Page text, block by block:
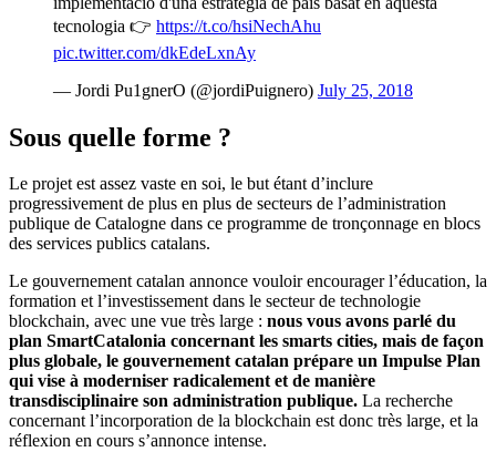
tecnologia 👉 https://t.co/hsiNechAhu
pic.twitter.com/dkEdeLxnAy
— Jordi Pu1gnerO (@jordiPuignero) July 25, 2018
Sous quelle forme ?
Le projet est assez vaste en soi, le but étant d’inclure
progressivement de plus en plus de secteurs de l’administration
publique de Catalogne dans ce programme de tronçonnage en blocs
des services publics catalans.
Le gouvernement catalan annonce vouloir encourager l’éducation, la
formation et l’investissement dans le secteur de technologie
blockchain, avec une vue très large : nous vous avons parlé du
plan SmartCatalonia concernant les smarts cities, mais de façon
plus globale, le gouvernement catalan prépare un Impulse Plan
qui vise à moderniser radicalement et de manière
transdisciplinaire son administration publique. La recherche
concernant l’incorporation de la blockchain est donc très large, et la
réflexion en cours s’annonce intense.